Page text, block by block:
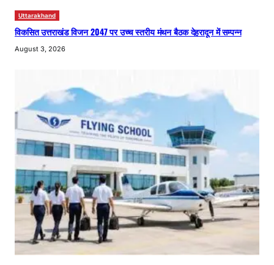
Uttarakhand
विकसित उत्तराखंड विजन 2047 पर उच्च स्तरीय मंथन बैठक देहरादून में सम्पन्न
August 3, 2026